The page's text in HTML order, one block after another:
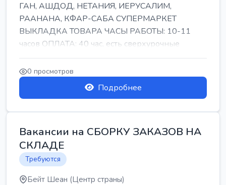
ГАН, АШДОД, НЕТАНИЯ, ИЕРУСАЛИМ,
РААНАНА, КФАР-САБА СУПЕРМАРКЕТ
ВЫКЛАДКА ТОВАРА ЧАСЫ РАБОТЫ: 10-11
часов ОПЛАТА: 40 час, есть сверхурочные
ПИТАНИЕ ЕСТЬ Для синих б...
0 просмотров
Подробнее
Вакансии на СБОРКУ ЗАКАЗОВ НА
СКЛАДЕ
Требуются
Бейт Шеан (Центр страны)